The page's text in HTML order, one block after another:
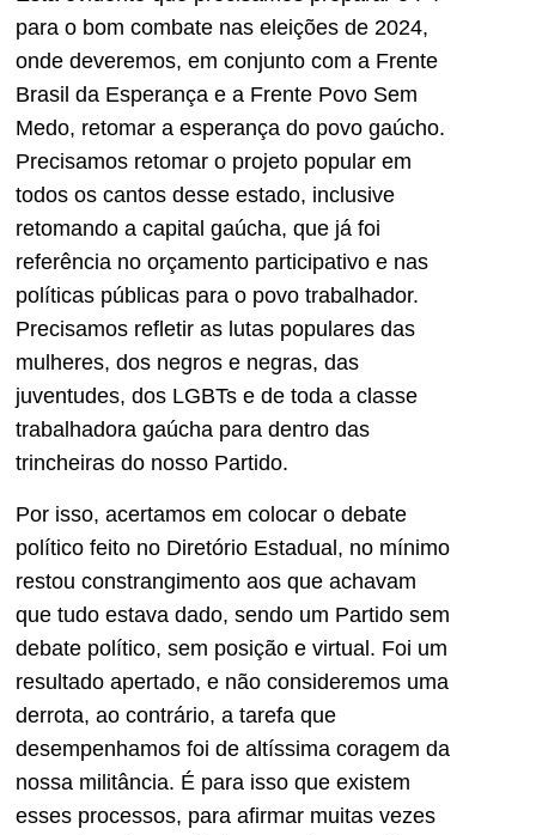
para o bom combate nas eleições de 2024,
onde deveremos, em conjunto com a Frente
Brasil da Esperança e a Frente Povo Sem
Medo, retomar a esperança do povo gaúcho.
Precisamos retomar o projeto popular em
todos os cantos desse estado, inclusive
retomando a capital gaúcha, que já foi
referência no orçamento participativo e nas
políticas públicas para o povo trabalhador.
Precisamos refletir as lutas populares das
mulheres, dos negros e negras, das
juventudes, dos LGBTs e de toda a classe
trabalhadora gaúcha para dentro das
trincheiras do nosso Partido.
Por isso, acertamos em colocar o debate
político feito no Diretório Estadual, no mínimo
restou constrangimento aos que achavam
que tudo estava dado, sendo um Partido sem
debate político, sem posição e virtual. Foi um
resultado apertado, e não consideremos uma
derrota, ao contrário, a tarefa que
desempenhamos foi de altíssima coragem da
nossa militância. É para isso que existem
esses processos, para afirmar muitas vezes